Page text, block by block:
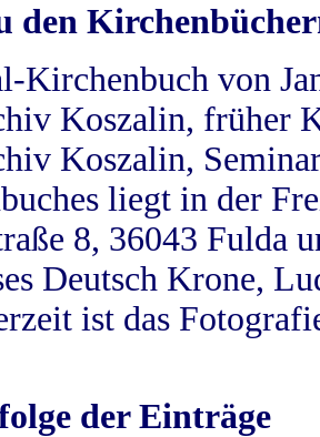
den
Kirchenbuch von
Koszalin, früher
Koszalin,
liegt in der
8, 36043 Fulda
Deutsch Krone,
ist das
der Einträge